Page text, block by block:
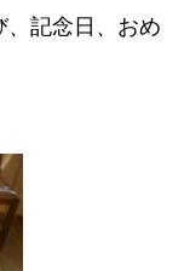
記念日、おめ